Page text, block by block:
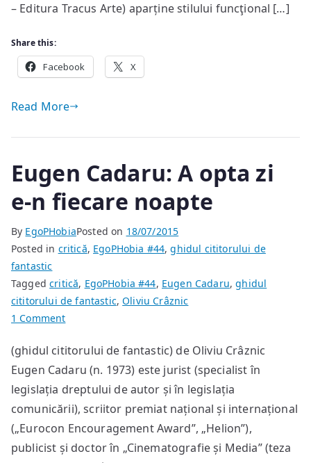
– Editura Tracus Arte) aparține stilului funcţional […]
Share this:
Facebook X
Read More
Eugen Cadaru: A opta zi
e-n fiecare noapte
By EgoPHobiaPosted on 18/07/2015
Posted in critică, EgoPHobia #44,ghidul cititorului de
fantastic
Taggedcritică, EgoPHobia #44, Eugen Cadaru,ghidul
cititorului de fantastic,Oliviu Crâznic
1 Commenton
Cadaru:
A
opta
zi
e-
fiecare
(ghidul cititorului de fantastic) de Oliviu Crâznic
Eugen Cadaru (n. 1973) este jurist (specialist în
legislația dreptului de autor și în legislația
comunicării), scriitor premiat național și internațional
(„Eurocon Encouragement Award”, „Helion”),
publicist și doctor în „Cinematografie și Media” (teza